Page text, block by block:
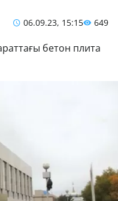
06.09.23, 15:15 649
бетон плита